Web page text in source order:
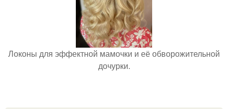
Локоны для эффектной мамочки и её обворожительной
дочурки.